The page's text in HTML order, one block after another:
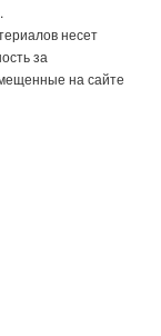
несет
за
на сайте